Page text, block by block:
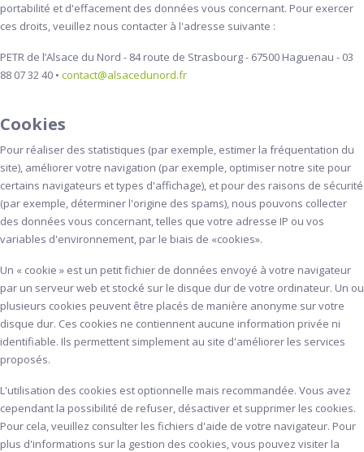
portabilité et d'effacement des données vous concernant. Pour exercer
ces droits, veuillez nous contacter à l'adresse suivante :
PETR de l’Alsace du Nord - 84 route de Strasbourg - 67500 Haguenau - 03
88 07 32 40 • contact@alsacedunord.fr
Cookies
Pour réaliser des statistiques (par exemple, estimer la fréquentation du
site), améliorer votre navigation (par exemple, optimiser notre site pour
certains navigateurs et types d'affichage), et pour des raisons de sécurité
(par exemple, déterminer l'origine des spams), nous pouvons collecter
des données vous concernant, telles que votre adresse IP ou vos
variables d'environnement, par le biais de «cookies».
Un « cookie » est un petit fichier de données envoyé à votre navigateur
par un serveur web et stocké sur le disque dur de votre ordinateur. Un ou
plusieurs cookies peuvent être placés de manière anonyme sur votre
disque dur. Ces cookies ne contiennent aucune information privée ni
identifiable. Ils permettent simplement au site d'améliorer les services
proposés.
L'utilisation des cookies est optionnelle mais recommandée. Vous avez
cependant la possibilité de refuser, désactiver et supprimer les cookies.
Pour cela, veuillez consulter les fichiers d'aide de votre navigateur. Pour
plus d'informations sur la gestion des cookies, vous pouvez visiter la